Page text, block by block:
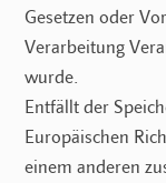
Gesetzen oder
Verarbeitung
wurde.
Entfällt der
Europäischen
einem anderen